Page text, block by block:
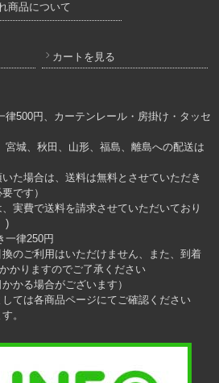
商品について
カートを見る
律500円、カーテンレール・房掛け・タッセ
宮城、秋田、山形、福島、離島への配送は
た場合は、送料は無料とさせていただき
です）
実費で送料を請求させていただいており
)
一律250円
のご利用はいただけません、また、到着
かりますのでご了承ください
かる場合がございます）
ては各商品ページにてご確認ください
。